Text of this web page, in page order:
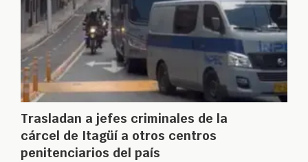
Trasladan a jefes criminales de la
cárcel de Itagüí a otros centros
penitenciarios del país